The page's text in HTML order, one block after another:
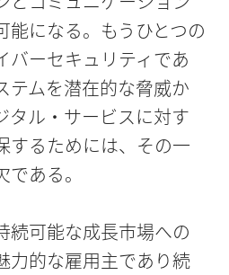
能になる。もうひとつの
バーセキュリティであ
テムを潜在的な脅威か
タル・サービスに対す
するためには、その一
ある。
続可能な成長市場への
力的な雇用主であり続